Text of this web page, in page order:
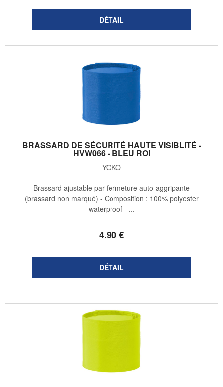
BRASSARD DE SÉCURITÉ HAUTE VISIBLITÉ -
HVW066 - BLEU ROI
YOKO
4.90€
Brassard ajustable par fermeture auto-aggripante
(brassard non marqué) - Composition : 100% polyester
waterproof - ...